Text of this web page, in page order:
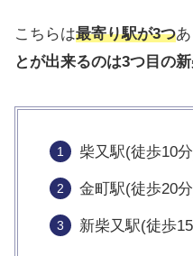
こちらは最寄り駅が3つあ
とが出来るのは3つ目の
柴又駅(徒歩10
金町駅(徒歩20
新柴又駅(徒歩